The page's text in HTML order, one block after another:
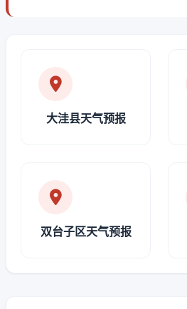
大洼县天气预报
双台子区天气预报